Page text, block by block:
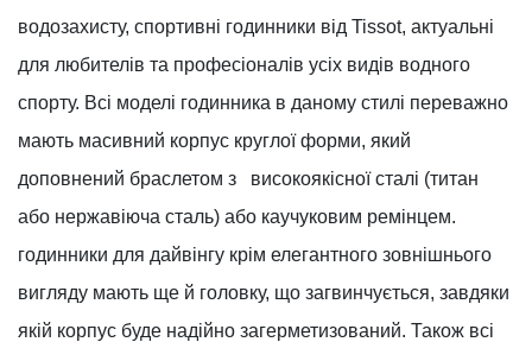
водозахисту, спортивні годинники від Tissot, актуальні
для любителів та професіоналів усіх видів водного
спорту. Всі моделі годинника в даному стилі переважно
мають масивний корпус круглої форми, який
доповнений браслетом з високоякісної сталі (титан
або нержавіюча сталь) або каучуковим ремінцем.
годинники для дайвінгу крім елегантного зовнішнього
вигляду мають ще й головку, що загвинчується, завдяки
якій корпус буде надійно загерметизований. Також всі